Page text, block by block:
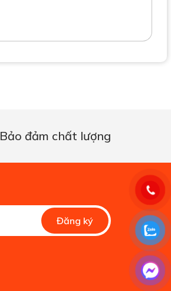
Bảo đảm chất lượng
Đăng ký
Alternative: